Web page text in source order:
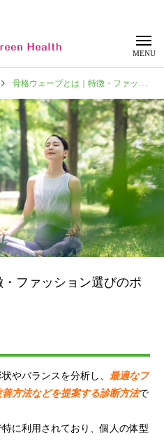
リハビリテー
骨格ウェーブとは｜特徴・ファッション選びのポイントをご紹介
ファッション選びのポ
やバランスを分析し、 最適なフ
方法などを提案する診断方法で
に利用されており、個人の体型